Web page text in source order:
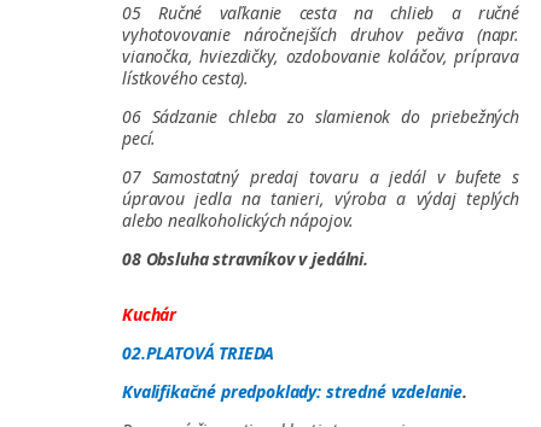
05 Ručné vaľkanie cesta na chlieb a ručné
vyhotovovanie náročnejších druhov pečiva (napr.
vianočka, hviezdičky, ozdobovanie koláčov, príprava
lístkového cesta).
06 Sádzanie chleba zo slamienok do priebežných
pecí.
07 Samostatný predaj tovaru a jedál v bufete s
úpravou jedla na tanieri, výroba a výdaj teplých
alebo nealkoholických nápojov.
08 Obsluha stravníkov v jedálni.
Kuchár
02.PLATOVÁ TRIEDA
Kvalifikačné predpoklady: stredné vzdelanie.